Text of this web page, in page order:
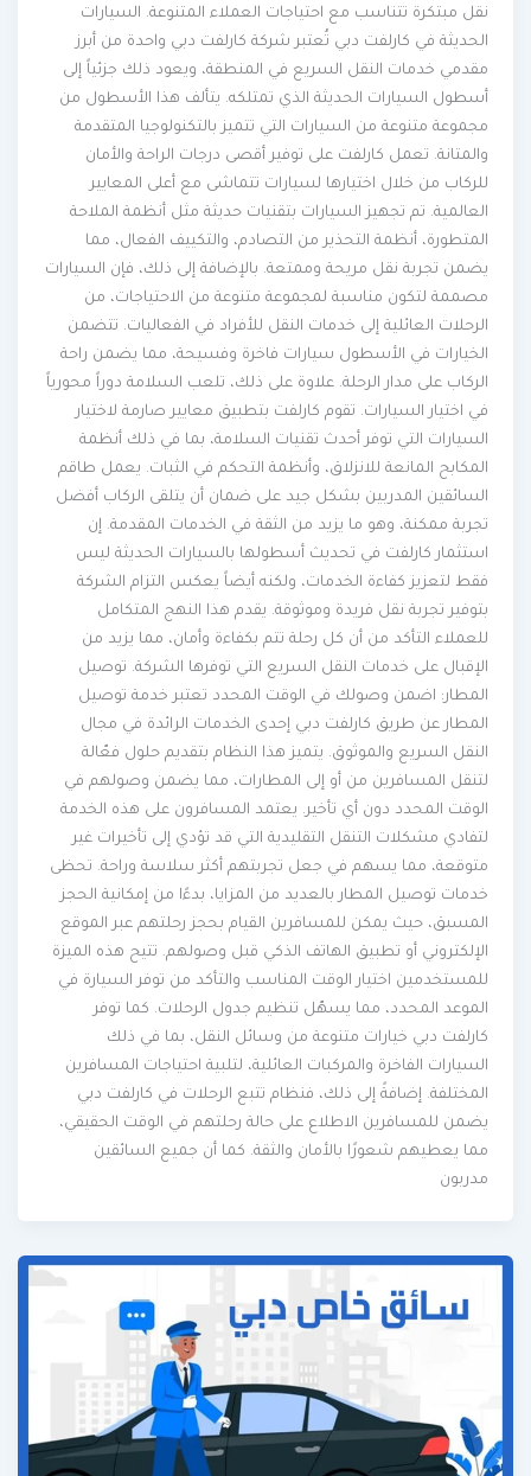
نقل مبتكرة تتناسب مع احتياجات العملاء المتنوعة. السيارات
الحديثة في كارلفت دبي تُعتبر شركة كارلفت دبي واحدة من أبرز
مقدمي خدمات النقل السريع في المنطقة، ويعود ذلك جزئياً إلى
أسطول السيارات الحديثة الذي تمتلكه. يتألف هذا الأسطول من
مجموعة متنوعة من السيارات التي تتميز بالتكنولوجيا المتقدمة
والمتانة. تعمل كارلفت على توفير أقصى درجات الراحة والأمان
للركاب من خلال اختيارها لسيارات تتماشى مع أعلى المعايير
العالمية. تم تجهيز السيارات بتقنيات حديثة مثل أنظمة الملاحة
المتطورة، أنظمة التحذير من التصادم، والتكييف الفعال، مما
يضمن تجربة نقل مريحة وممتعة. بالإضافة إلى ذلك، فإن السيارات
مصممة لتكون مناسبة لمجموعة متنوعة من الاحتياجات، من
الرحلات العائلية إلى خدمات النقل للأفراد في الفعاليات. تتضمن
الخيارات في الأسطول سيارات فاخرة وفسيحة، مما يضمن راحة
الركاب على مدار الرحلة. علاوة على ذلك، تلعب السلامة دوراً محورياً
في اختيار السيارات. تقوم كارلفت بتطبيق معايير صارمة لاختيار
السيارات التي توفر أحدث تقنيات السلامة، بما في ذلك أنظمة
المكابح المانعة للانزلاق، وأنظمة التحكم في الثبات. يعمل طاقم
السائقين المدربين بشكل جيد على ضمان أن يتلقى الركاب أفضل
تجربة ممكنة، وهو ما يزيد من الثقة في الخدمات المقدمة. إن
استثمار كارلفت في تحديث أسطولها بالسيارات الحديثة ليس
فقط لتعزيز كفاءة الخدمات، ولكنه أيضاً يعكس التزام الشركة
بتوفير تجربة نقل فريدة وموثوقة. يقدم هذا النهج المتكامل
للعملاء التأكد من أن كل رحلة تتم بكفاءة وأمان، مما يزيد من
الإقبال على خدمات النقل السريع التي توفرها الشركة. توصيل
المطار: اضمن وصولك في الوقت المحدد تعتبر خدمة توصيل
المطار عن طريق كارلفت دبي إحدى الخدمات الرائدة في مجال
النقل السريع والموثوق. يتميز هذا النظام بتقديم حلول فعّالة
لتنقل المسافرين من أو إلى المطارات، مما يضمن وصولهم في
الوقت المحدد دون أي تأخير. يعتمد المسافرون على هذه الخدمة
لتفادي مشكلات التنقل التقليدية التي قد تؤدي إلى تأخيرات غير
متوقعة، مما يسهم في جعل تجربتهم أكثر سلاسة وراحة. تحظى
خدمات توصيل المطار بالعديد من المزايا، بدءًا من إمكانية الحجز
المسبق، حيث يمكن للمسافرين القيام بحجز رحلتهم عبر الموقع
الإلكتروني أو تطبيق الهاتف الذكي قبل وصولهم. تتيح هذه الميزة
للمستخدمين اختيار الوقت المناسب والتأكد من توفر السيارة في
الموعد المحدد، مما يسهّل تنظيم جدول الرحلات. كما توفر
كارلفت دبي خيارات متنوعة من وسائل النقل، بما في ذلك
السيارات الفاخرة والمركبات العائلية، لتلبية احتياجات المسافرين
المختلفة. إضافةً إلى ذلك، فنظام تتبع الرحلات في كارلفت دبي
يضمن للمسافرين الاطلاع على حالة رحلتهم في الوقت الحقيقي،
مما يعطيهم شعورًا بالأمان والثقة. كما أن جميع السائقين
مدربون